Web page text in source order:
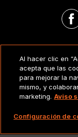
Copyright
Al hacer clic en
acepta que las
para mejorar la
mismo, y
marketing. Aviso
Configuración de